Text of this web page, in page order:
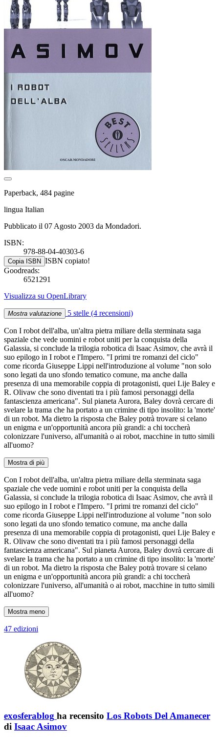
Paperback, 484 pagine
lingua Italian
Pubblicato il 07 Agosto 2003 da Mondadori.
ISBN:
978-88-04-40303-6
Copia ISBN ISBN copiato!
Goodreads:
6521291
Visualizza su OpenLibrary
Mostra valutazione 5 stelle (4 recensioni)
Con I robot dell'alba, un'altra pietra miliare della sterminata saga
spaziale che vede uomini e robot uniti per la conquista della
Galassia, si conclude la trilogia robotica di Isaac Asimov, che avrà il
suo epilogo in I robot e l'Impero. "I primi tre romanzi del ciclo"
come ricorda Giuseppe Lippi nell'introduzione al volume "non solo
sono legati da uno sfondo tematico comune, ma anche dalla
presenza di una memorabile coppia di protagonisti, quei Lije Baley e
R. Olivaw che sono diventati tra i più famosi personaggi della
fantascienza americana". Sul pianeta Aurora, Baley dovrà cercare di
svelare la trama che ha portato a un crimine di tipo insolito: la 'morte'
di un robot. Ma dietro la risposta che Baley potrà trovare si celano
un enigma e un'opportunità ancora più grandi: a chi toccherà
colonizzare l'universo, all'umanità o ai robot, macchine in tutto simili
all'uomo?
Mostra di più
Con I robot dell'alba, un'altra pietra miliare della sterminata saga
spaziale che vede uomini e robot uniti per la conquista della
Galassia, si conclude la trilogia robotica di Isaac Asimov, che avrà il
suo epilogo in I robot e l'Impero. "I primi tre romanzi del ciclo"
come ricorda Giuseppe Lippi nell'introduzione al volume "non solo
sono legati da uno sfondo tematico comune, ma anche dalla
presenza di una memorabile coppia di protagonisti, quei Lije Baley e
R. Olivaw che sono diventati tra i più famosi personaggi della
fantascienza americana". Sul pianeta Aurora, Baley dovrà cercare di
svelare la trama che ha portato a un crimine di tipo insolito: la 'morte'
di un robot. Ma dietro la risposta che Baley potrà trovare si celano
un enigma e un'opportunità ancora più grandi: a chi toccherà
colonizzare l'universo, all'umanità o ai robot, macchine in tutto simili
all'uomo?
Mostra meno
47 edizioni
exosferablog ha recensito Los Robots Del Amanecer
di Isaac Asimov